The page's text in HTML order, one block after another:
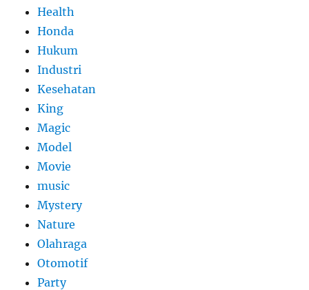
Health
Honda
Hukum
Industri
Kesehatan
King
Magic
Model
Movie
music
Mystery
Nature
Olahraga
Otomotif
Party